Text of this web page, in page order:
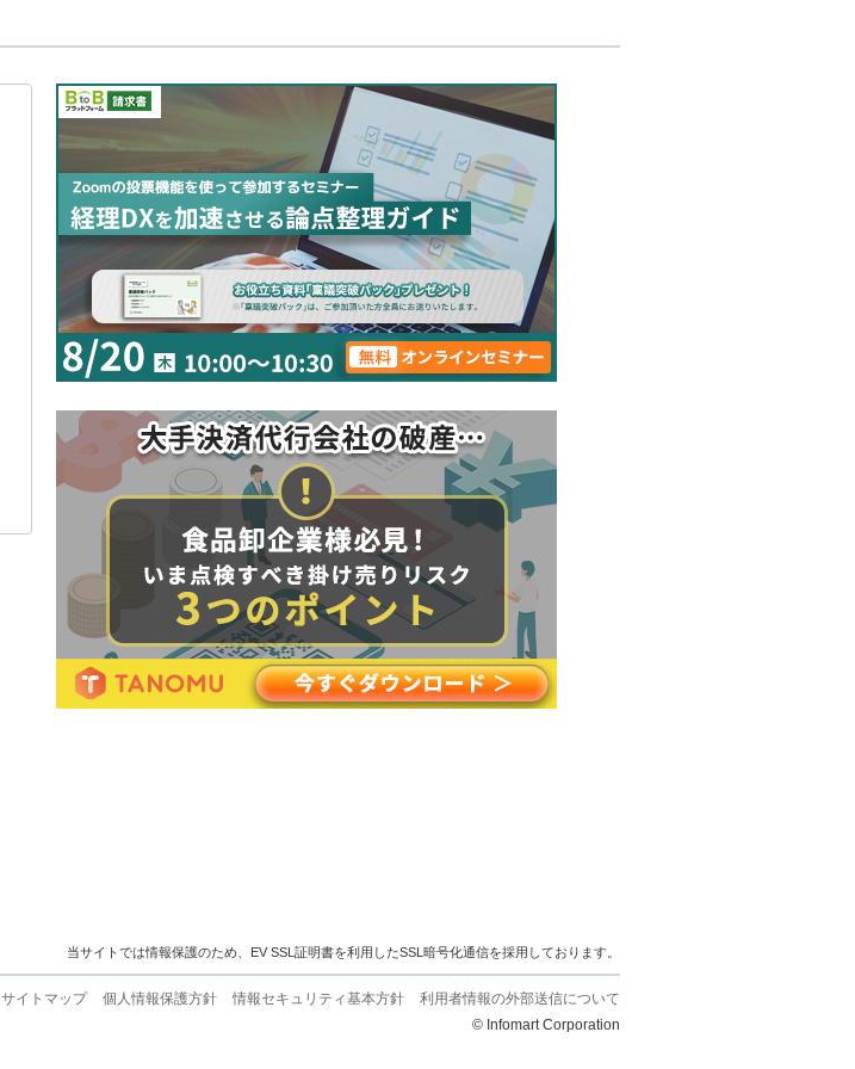
当サイトでは情報保護のため、EV SSL証明書を利用したSSL暗号化通信を採用しております。
サイトマップ 個人情報保護方針 情報セキュリティ基本方針
利用者情報の外部送信について
© Infomart Corporation